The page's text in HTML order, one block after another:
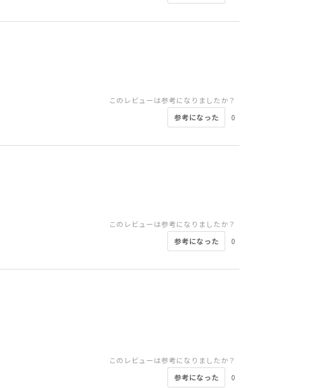
このレビューは参考になりましたか？
参考になった
0
このレビューは参考になりましたか？
参考になった
0
このレビューは参考になりましたか？
参考になった
0